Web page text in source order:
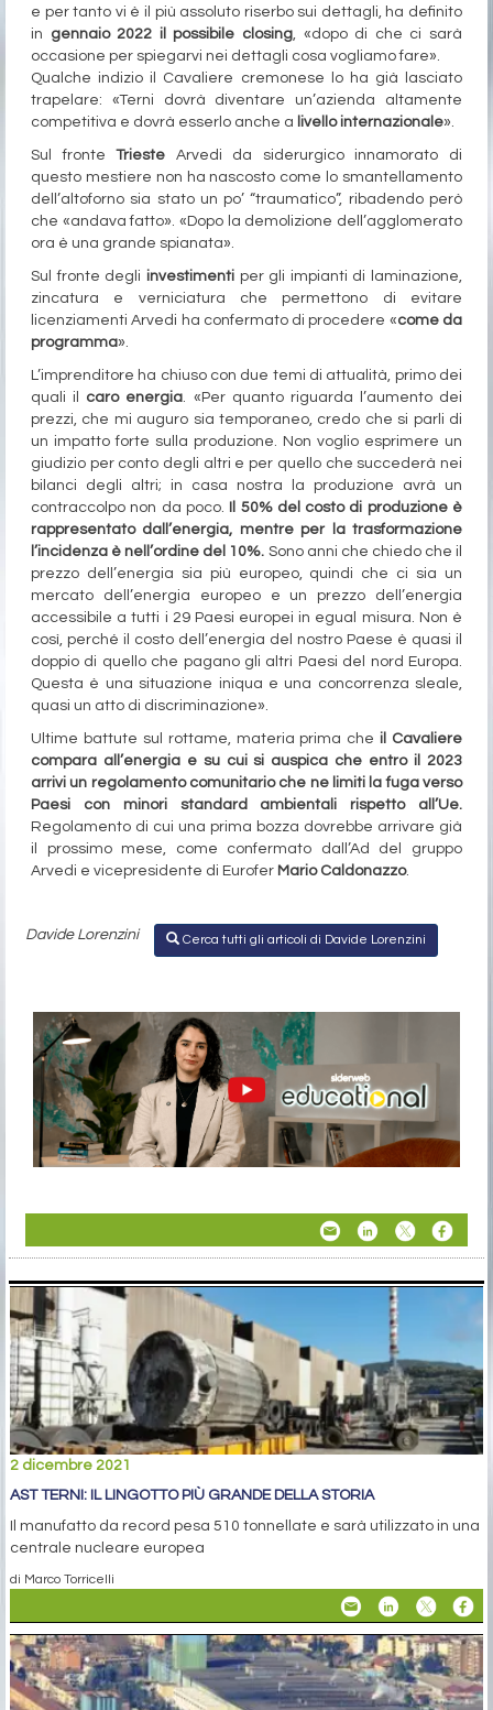
e per tanto vi è il più assoluto riserbo sui dettagli, ha definito
in gennaio 2022 il possibile closing, «dopo di che ci sarà
occasione per spiegarvi nei dettagli cosa vogliamo fare».
Qualche indizio il Cavaliere cremonese lo ha già lasciato
trapelare: «Terni dovrà diventare un’azienda altamente
competitiva e dovrà esserlo anche a livello internazionale».
Sul fronteTrieste Arvedi da siderurgico innamorato di
questo mestiere non ha nascosto come lo smantellamento
dell’altoforno sia stato un po’ “traumatico”, ribadendo però
che «andava fatto». «Dopo la demolizione dell’agglomerato
ora è una grande spianata».
Sul fronte degli investimentiper gli impianti di laminazione,
zincatura e verniciatura che permettono di evitare
licenziamenti Arvedi ha confermato di procedere «come da
programma».
L’imprenditore ha chiuso con due temi di attualità, primo dei
quali il caro energia. «Per quanto riguarda l’aumento dei
prezzi, che mi auguro sia temporaneo, credo che si parli di
un impatto forte sulla produzione. Non voglio esprimere un
giudizio per conto degli altri e per quello che succederà nei
bilanci degli altri; in casa nostra la produzione avrà un
contraccolpo non da poco. Il 50% del costo di produzione è
rappresentato dall’energia, mentre per la trasformazione
l’incidenza è nell’ordine del 10%. Sono anni che chiedo che il
prezzo dell’energia sia più europeo, quindi che ci sia un
mercato dell’energia europeo e un prezzo dell’energia
accessibile a tutti i 29 Paesi europei in egual misura. Non è
così, perché il costo dell’energia del nostro Paese è quasi il
doppio di quello che pagano gli altri Paesi del nord Europa.
Questa è una situazione iniqua e una concorrenza sleale,
quasi un atto di discriminazione».
Ultime battute sul rottame, materia prima che il Cavaliere
compara all’energia e su cui si auspica che entro il 2023
arrivi un regolamento comunitario che ne limiti la fuga verso
Paesi con minori standard ambientali rispetto all’Ue.
Regolamento di cui una prima bozza dovrebbe arrivare già
il prossimo mese, come confermato dall’Ad del gruppo
Arvedi e vicepresidente di Eurofer Mario Caldonazzo.
Davide Lorenzini Cerca tutti gli articoli di Davide Lorenzini
2 dicembre 2021
AST TERNI: IL LINGOTTO PIÙ GRANDE DELLA STORIA
Il manufatto da record pesa 510 tonnellate e sarà utilizzato in una
centrale nucleare europea
di Marco Torricelli